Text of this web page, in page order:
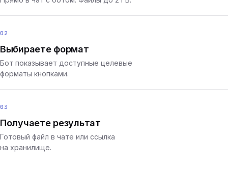
02
Выбираете формат
Бот показывает доступные целевые
форматы кнопками.
03
Получаете результат
Готовый файл в чате или ссылка
на хранилище.